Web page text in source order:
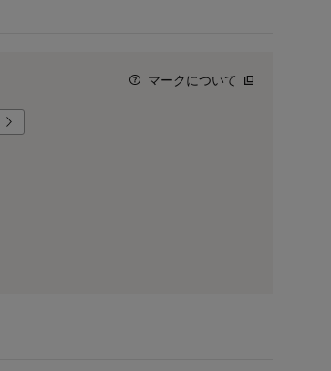
マークについて